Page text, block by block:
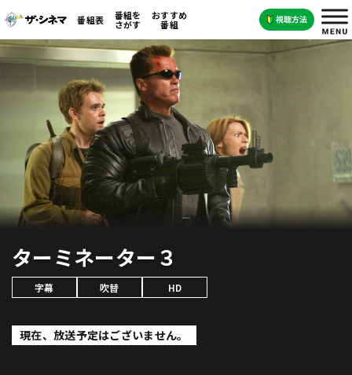
番組表 番組を
さがす
おすすめ
番組
ターミネーター３
字幕 吹替 HD
現在、放送予定はございません。